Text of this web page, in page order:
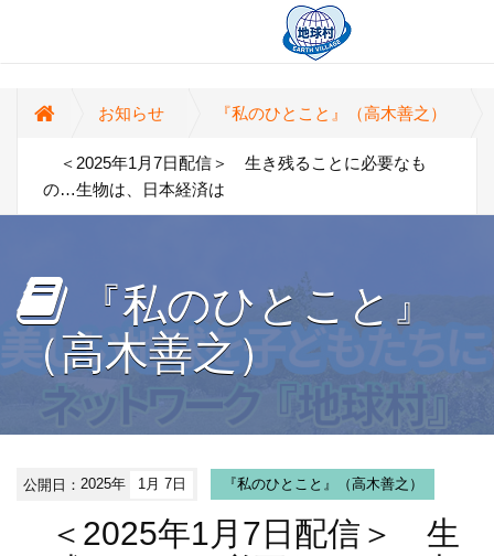
お知らせ 『私のひとこと』（高木善之）
＜2025年1月7日配信＞ 生き残ることに必要なも
の…生物は、日本経済は
『私のひとこと』
（高木善之）
公開日：2025年 1月 7日 『私のひとこと』（高木善之）
＜2025年1月7日配信＞ 生